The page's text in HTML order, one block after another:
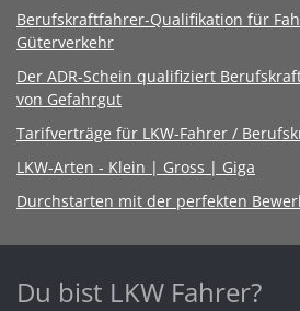
Berufskraftfahrer-Qualifikation für
Güterverkehr
Der ADR-Schein qualifiziert
von Gefahrgut
Tarifverträge für LKW-Fahrer /
LKW-Arten - Klein | Gross | Giga
Durchstarten mit der perfekten
Du bist LKW Fahrer?